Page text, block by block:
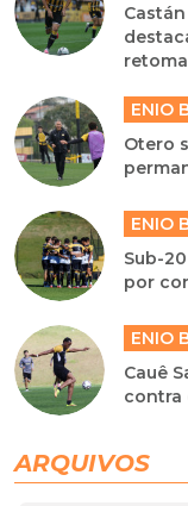
ENIO
Otero
ENIO
Sub-
por
ENIO
Cauê
contra
ARQUIVOS